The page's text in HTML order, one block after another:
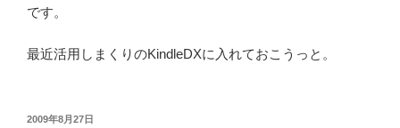
です。
最近活用しまくりのKindleDXに入れておこうっと。
投
2009年8月27日